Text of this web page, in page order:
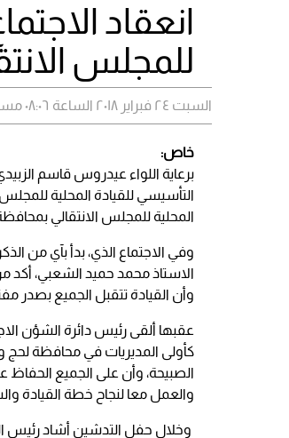
انعقاد
للمجلس
السبت ٢٤ فبراير ٢٠١٨ الساعة ٠٨:٠٦ مساءً
خاص:
برعاية اللواء عيدروس قاسم
التأسيسي للقيادة المحلية للمجلس
المحلية للمجلس الانتقالي
وفي الاجتماع الذي، بدأ بآي من
الاستاذ محمد حميد الشعبي، أكد
وأن القيادة تتقبل الجميع بصدر
عقبها ألقى رئيس دائرة الشؤن
كأولى المديريات في محافظة
الصبيحة، وأن على الجميع
والعمل معا لنجاح خطة القيادة
وخلال حفل التدشين أشاد رئيس